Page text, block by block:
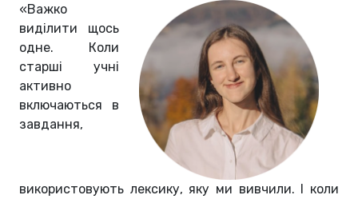
«Важко
виділити щось
одне. Коли
старші учні
активно
включаються в
завдання,
використовують лексику, яку ми вивчили. І коли